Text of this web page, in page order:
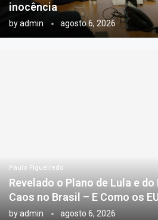
inocência
byadmin agosto 6, 2026
Paulo Figueiredo
Revelado o Plano de Lula e
Caos no Brasil – E Como os
byadmin agosto 6, 2026